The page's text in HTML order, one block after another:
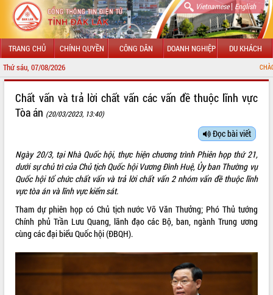
Vietnamese| English
TRANG CHỦ CHÍNH QUYỀN CÔNG DÂN DOANH NGHIỆP DU KHÁCH
Thứ sáu, 07/08/2026 CHÀO MỪNG ĐẾN
LÃNH ĐẠO UBND TỈNH
SỞ, BAN, NGÀNH
UBND CÁC XÃ, PHƯỜNG
THÔNG TIN CHỈ ĐẠO ĐIỀU HÀNH
HỆ THỐNG VĂN BẢN
Chất vấn và trả lời chất vấn các vấn đề thuộc lĩnh vực
Tòa án (20/03/2023, 13:40)
Đọc bài viết
Ngày 20/3, tại Nhà Quốc hội, thực hiện chương trình Phiên họp thứ 21,
dưới sự chủ trì của Chủ tịch Quốc hội Vương Đình Huệ, Ủy ban Thường vụ
Quốc hội tổ chức chất vấn và trả lời chất vấn 2 nhóm vấn đề thuộc lĩnh
vực tòa án và lĩnh vực kiểm sát.
Tham dự phiên họp có Chủ tịch nước Võ Văn Thưởng; Phó Thủ tướng
Chính phủ Trần Lưu Quang, lãnh đạo các Bộ, ban, ngành Trung ương
cùng các đại biểu Quốc hội (ĐBQH).